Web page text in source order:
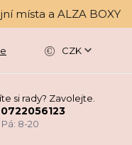
místa a ALZA BOXY
CZK
si rady? Zavolejte.
8-20